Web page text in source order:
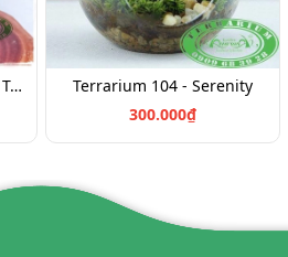
Terrarium 105 - Yên Bình Trong Tim
Terrarium 104 - Serenity
300.000₫